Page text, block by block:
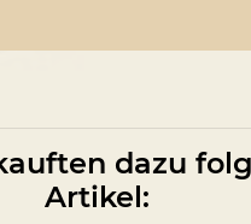
dazu
Artikel: